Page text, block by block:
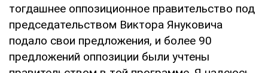
тогдашнее оппозиционное правительство под
председательством Виктора Януковича
подало свои предложения, и более 90
предложений оппозиции были учтены